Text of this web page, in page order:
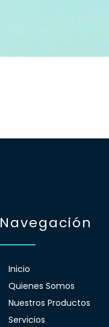
Navegación
Inicio
Quienes Somos
Nuestros Productos
Servicios